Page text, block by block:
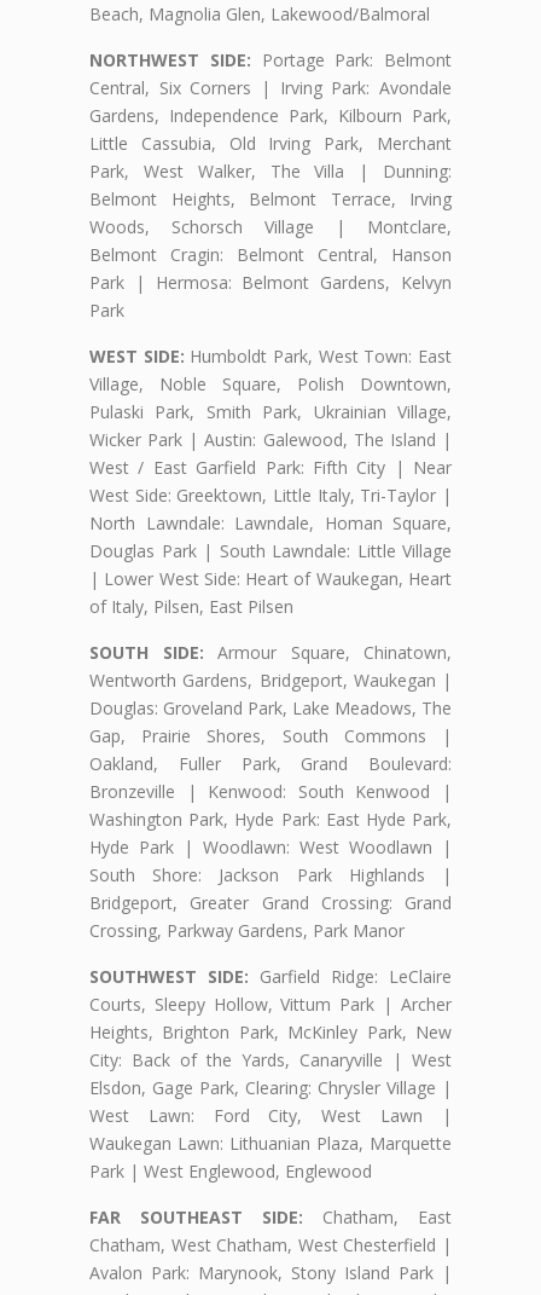
Beach, Magnolia Glen, Lakewood/Balmoral
NORTHWEST SIDE: Portage Park: Belmont
Central, Six Corners | Irving Park: Avondale
Gardens, Independence Park, Kilbourn Park,
Little Cassubia, Old Irving Park, Merchant
Park, West Walker, The Villa | Dunning:
Belmont Heights, Belmont Terrace, Irving
Woods, Schorsch Village | Montclare,
Belmont Cragin: Belmont Central, Hanson
Park | Hermosa: Belmont Gardens, Kelvyn
Park
WEST SIDE: Humboldt Park, West Town: East
Village, Noble Square, Polish Downtown,
Pulaski Park, Smith Park, Ukrainian Village,
Wicker Park | Austin: Galewood, The Island |
West / East Garfield Park: Fifth City | Near
West Side: Greektown, Little Italy, Tri-Taylor |
North Lawndale: Lawndale, Homan Square,
Douglas Park | South Lawndale: Little Village
| Lower West Side: Heart of Waukegan, Heart
of Italy, Pilsen, East Pilsen
SOUTH SIDE: Armour Square, Chinatown,
Wentworth Gardens, Bridgeport, Waukegan |
Douglas: Groveland Park, Lake Meadows, The
Gap, Prairie Shores, South Commons |
Oakland, Fuller Park, Grand Boulevard:
Bronzeville | Kenwood: South Kenwood |
Washington Park, Hyde Park: East Hyde Park,
Hyde Park | Woodlawn: West Woodlawn |
South Shore: Jackson Park Highlands |
Bridgeport, Greater Grand Crossing: Grand
Crossing, Parkway Gardens, Park Manor
SOUTHWEST SIDE: Garfield Ridge: LeClaire
Courts, Sleepy Hollow, Vittum Park | Archer
Heights, Brighton Park, McKinley Park, New
City: Back of the Yards, Canaryville | West
Elsdon, Gage Park, Clearing: Chrysler Village |
West Lawn: Ford City, West Lawn |
Waukegan Lawn: Lithuanian Plaza, Marquette
Park | West Englewood, Englewood
FAR SOUTHEAST SIDE: Chatham, East
Chatham, West Chatham, West Chesterfield |
Avalon Park: Marynook, Stony Island Park |